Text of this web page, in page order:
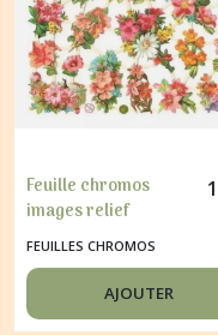
Feuille chromos
images relief
découpage collage
FLEURS 7381
1
FEUILLES CHROMOS
AJOUTER